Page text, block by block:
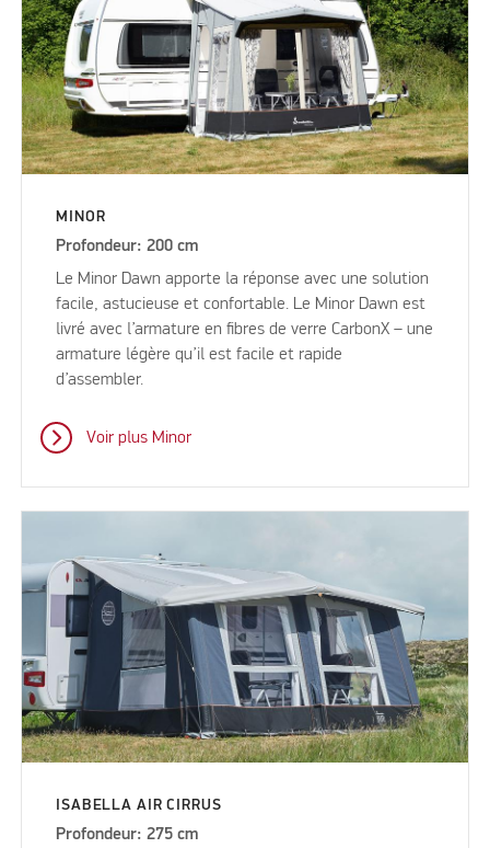
MINOR
Profondeur: 200 cm
Le Minor Dawn apporte la réponse avec une solution
facile, astucieuse et confortable. Le Minor Dawn est
livré avec l’armature en fibres de verre CarbonX – une
armature légère qu’il est facile et rapide
d’assembler.
Voir plus Minor
ISABELLA AIR CIRRUS
Profondeur: 275 cm